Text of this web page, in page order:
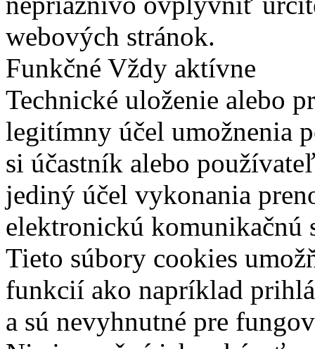
webových stránok.
Funkčné Vždy aktívne
Technické uloženie alebo
legitímny účel umožnenia
si účastník alebo
jediný účel vykonania
elektronickú komunikačnú
Tieto súbory cookies
funkcií ako napríklad
a sú nevyhnutné pre